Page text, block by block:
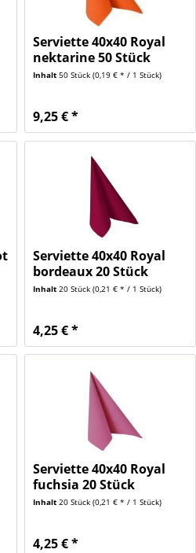
Serviette 40x40 Royal
nektarine 50 Stück
Inhalt 50 Stück (0,19 € * / 1 Stück)
9,25 € *
Serviette 40x40 Royal
bordeaux 20 Stück
Inhalt 20 Stück (0,21 € * / 1 Stück)
4,25 € *
Serviette 40x40 Royal
fuchsia 20 Stück
Inhalt 20 Stück (0,21 € * / 1 Stück)
4,25 € *